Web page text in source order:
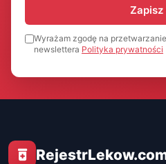
Zapisz
Wyrażam zgodę na
newslettera Polityka prywatności